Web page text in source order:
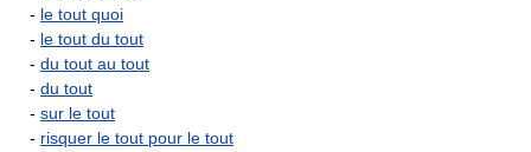
- le tout quoi
- le tout du tout
- du tout au tout
- du tout
- sur le tout
- risquer le tout pour le tout